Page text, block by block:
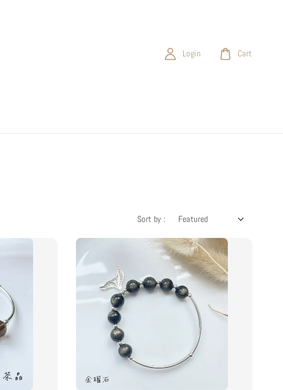
Login Cart
Sort by :